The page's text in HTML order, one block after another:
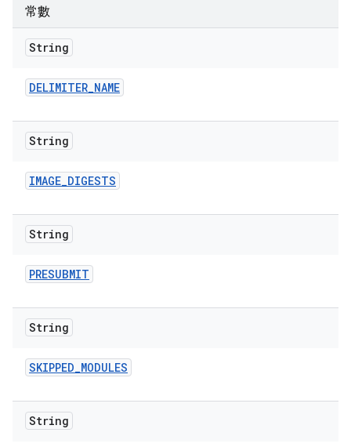
常數
String
DELIMITER_NAME
String
IMAGE_DIGESTS
String
PRESUBMIT
String
SKIPPED_MODULES
String